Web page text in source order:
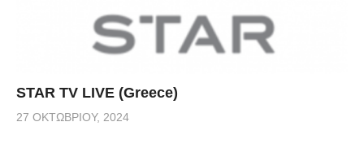
STAR TV LIVE (Greece)
27 ΟΚΤΩΒΡΊΟΥ, 2024